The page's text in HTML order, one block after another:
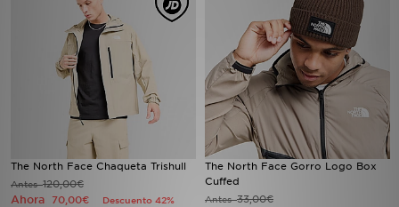
The North Face Chaqueta Trishull
Antes120,00€
Ahora 70,00€ Descuento 42%
The North Face Gorro Logo Box
Cuffed
Antes33,00€